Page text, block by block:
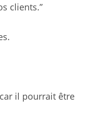
clients.”
il pourrait être